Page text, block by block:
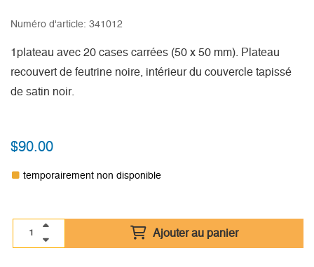
Numéro d'article: 341012
1plateau avec 20 cases carrées (50 x 50 mm). Plateau
recouvert de feutrine noire, intérieur du couvercle tapissé
de satin noir.
$90.00
temporairement non disponible
Ajouter au panier